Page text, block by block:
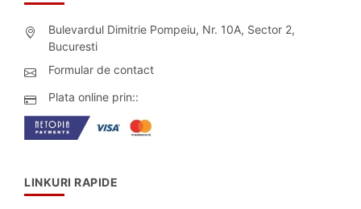
Bulevardul Dimitrie Pompeiu, Nr. 10A, Sector 2,
Bucuresti
Formular de contact
Plata online prin::
LINKURI RAPIDE